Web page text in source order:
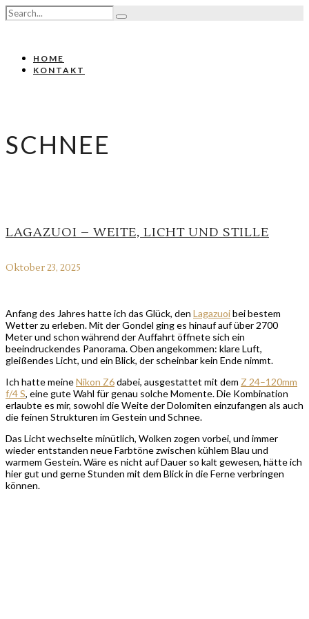
HOME
KONTAKT
SCHNEE
LAGAZUOI – WEITE, LICHT UND STILLE
Oktober 23, 2025
Anfang des Jahres hatte ich das Glück, den Lagazuoibei bestem
Wetter zu erleben. Mit der Gondel ging es hinauf auf über 2700
Meter und schon während der Auffahrt öffnete sich ein
beeindruckendes Panorama. Oben angekommen: klare Luft,
gleißendes Licht, und ein Blick, der scheinbar kein Ende nimmt.
Ich hatte meineNikon Z6dabei, ausgestattet mit dem Z 24–120mm
f/4 S, eine gute Wahl für genau solche Momente. Die Kombination
erlaubte es mir, sowohl die Weite der Dolomiten einzufangen als auch
die feinen Strukturen im Gestein und Schnee.
Das Licht wechselte minütlich, Wolken zogen vorbei, und immer
wieder entstanden neue Farbtöne zwischen kühlem Blau und
warmem Gestein. Wäre es nicht auf Dauer so kalt gewesen, hätte ich
hier gut und gerne Stunden mit dem Blick in die Ferne verbringen
können.